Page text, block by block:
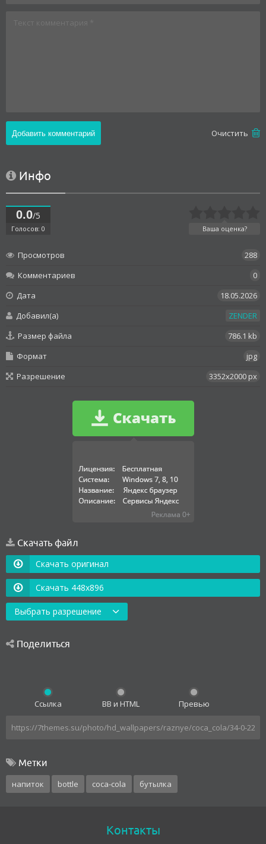
Oчистить
Инфо
0.0/5
Голосов: 0 Ваша оценка?
Просмотров
288
Комментариев
0
Дата
18.05.2026
Добавил(а)
ZENDER
Размер файла
786.1 kb
Формат
jpg
Разрешение
3352x2000 px
Скачать файл
Скачать оригинал
Скачать 448x896
Выбрать разрешение
Поделиться
Ссылка BB и HTML Превью
Метки
напиток bottle coca-cola бутылка
Контакты